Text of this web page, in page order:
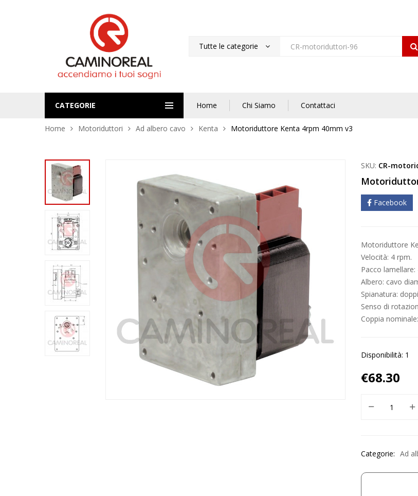
Tutte le categorie
CATEGORIE Home Chi Siamo Contattaci
Home Motoriduttori Ad albero cavo Kenta Motoriduttore Kenta 4rpm 40mm v3
SKU: CR-
Facebook
Motoriduttore
Velocità: 4 rpm.
Pacco lamellare:
Albero: cavo
Spianatura:
Senso di
Coppia
Disponibilità: 1
€68.30
Categorie: Ad